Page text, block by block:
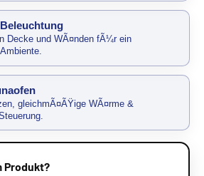
Decke und WÃ¤nden fÃ¼r ein
gleichmÃ¤ÃŸige WÃ¤rme &
Produkt?